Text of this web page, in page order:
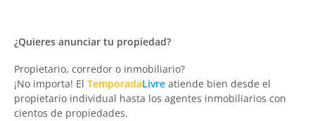
¿Quieres anunciar tu propiedad?
Propietario, corredor o inmobiliario?
¡No importa! El TemporadaLivre atiende bien desde el
propietario individual hasta los agentes inmobiliarios con
cientos de propiedades.